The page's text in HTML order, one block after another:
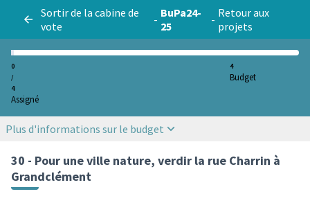
Sortir de la cabine de
vote
- BuPa24-
25
- Retour aux
projets
0
/
4
Assigné
4
Budget
Plus d'informations sur le budget
30 - Pour une ville nature, verdir la rue Charrin à
Grandclément